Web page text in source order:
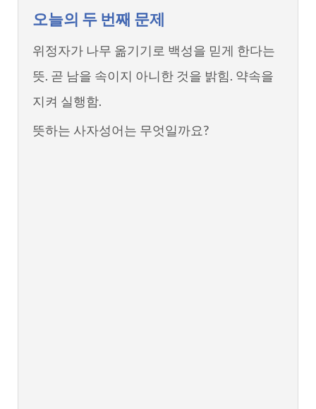
오늘의 두 번째 문제
위정자가 나무 옮기기로 백성을 믿게 한다는
뜻. 곧 남을 속이지 아니한 것을 밝힘. 약속을
지켜 실행함.
뜻하는 사자성어는 무엇일까요?